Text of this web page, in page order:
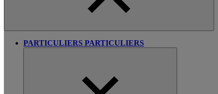
PARTICULIERS PARTICULIERS